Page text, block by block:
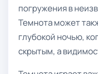
погружения в
Темнота может
глубокой ночью,
скрытым, а